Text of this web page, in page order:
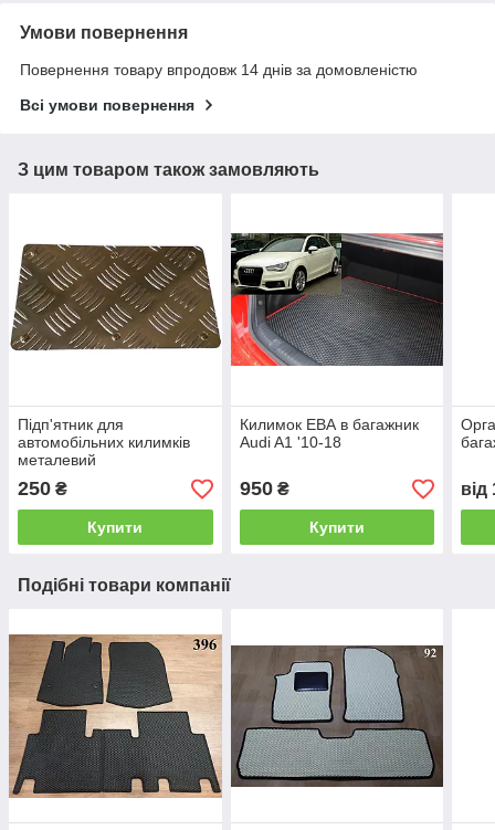
Умови повернення
Повернення товару впродовж 14 днів за домовленістю
Всі умови повернення
З цим товаром також замовляють
Підп'ятник для
автомобільних килимків
металевий
250 ₴
Купити
Килимок ЕВА в багажник
Audi A1 '10-18
950₴
Купити
від
Подібні товари компанії